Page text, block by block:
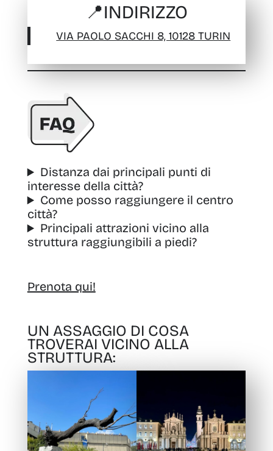
📍INDIRIZZO
VIA PAOLO SACCHI 8, 10128 TURIN
Distanza dai principali punti di
interesse della città?
Come posso raggiungere il centro
città?
Principali attrazioni vicino alla
struttura raggiungibili a piedi?
Prenota qui!
UN ASSAGGIO DI COSA
TROVERAI VICINO ALLA
STRUTTURA: